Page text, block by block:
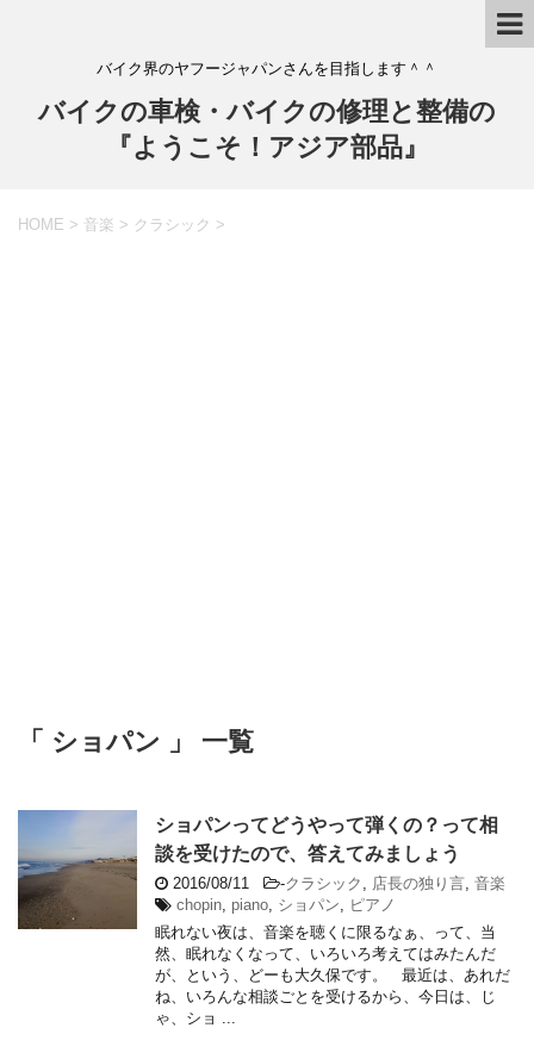
バイク界のヤフージャパンさんを目指します＾＾
バイクの車検・バイクの修理と整備の
『ようこそ！アジア部品』
HOME > 音楽 > クラシック >
「 ショパン 」 一覧
ショパンってどうやって弾くの？って相
談を受けたので、答えてみましょう
2016/08/11 -クラシック 店長の独り言 音楽
chopin piano ショパン
ピアノ
眠れない夜は、音楽を聴くに限るなぁ、って、当
然、眠れなくなって、いろいろ考えてはみたんだ
が、という、どーも大久保です。 最近は、あれだ
ね、いろんな相談ごとを受けるから、今日は、じ
ゃ、ショ ...